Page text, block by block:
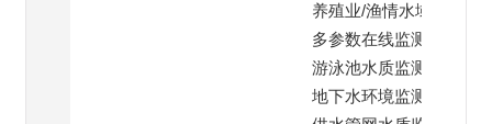
养殖业/渔情水域监测
多参数在线监测系统
游泳池水质监测系统
地下水环境监测